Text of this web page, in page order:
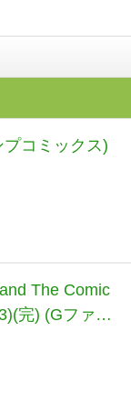
コミックス)
The Comic
完) (Gファン